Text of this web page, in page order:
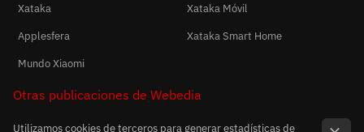
Xataka
Xataka Móvil
Applesfera
Xataka Smart Home
Mundo Xiaomi
Otras publicaciones de Webedia
Utilizamos cookies de terceros para generar estadísticas de